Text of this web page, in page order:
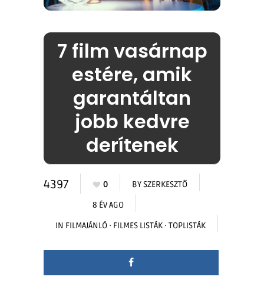
7 film vasárnap
estére, amik
garantáltan
jobb kedvre
derítenek
4397 0 BYSZERKESZTŐ
8 ÉV AGO
IN FILMAJÁNLÓ · FILMES LISTÁK · TOPLISTÁK